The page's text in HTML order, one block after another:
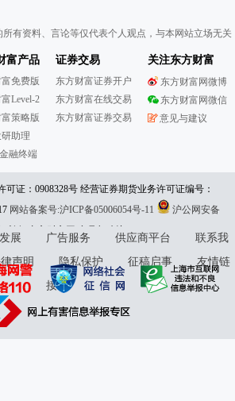
所有资料、言论等仅代表个人观点，与本网站立场无
富产品
免费版
Level-2
策略版
助理
融终端
证券交易
东方财富证券开户
东方财富在线交易
东方财富证券交易
关注东方财富
东方财富网微博
东方财富网微信
意见与建议
证：0908328号 经营证券期货业务许可证编号：
违法和不良信息举报:021-61278686 举报邮箱：
jubao@eastmoney.com
网站备案号:沪ICP备05006054号-11
沪公网安备
所有:东方财富网意见与建议:4000300059/952500
展 广告服务 供应商平台
联系我
声明 隐私保护 征稿启事
友情链
接